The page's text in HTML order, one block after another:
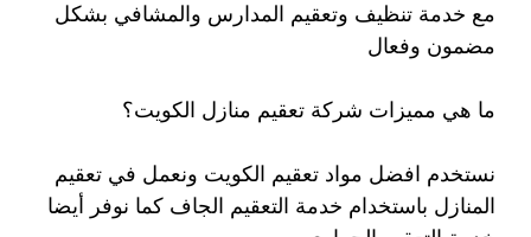
مع خدمة تنظيف وتعقيم المدارس والمشافي بشكل
مضمون وفعال
ما هي مميزات شركة تعقيم منازل الكويت؟
نستخدم افضل مواد تعقيم الكويت ونعمل في تعقيم
المنازل باستخدام خدمة التعقيم الجاف كما نوفر أيضا